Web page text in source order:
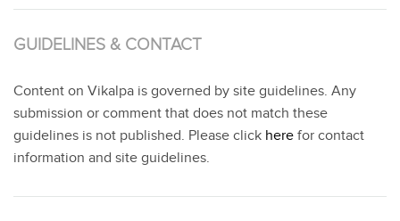
GUIDELINES & CONTACT
Content on Vikalpa is governed by site guidelines. Any
submission or comment that does not match these
guidelines is not published. Please click here for contact
information and site guidelines.